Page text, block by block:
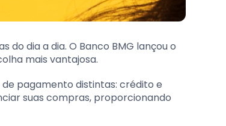
dia a dia. O Banco BMG lançou o
mais vantajosa.
de pagamento distintas: crédito e
suas compras, proporcionando